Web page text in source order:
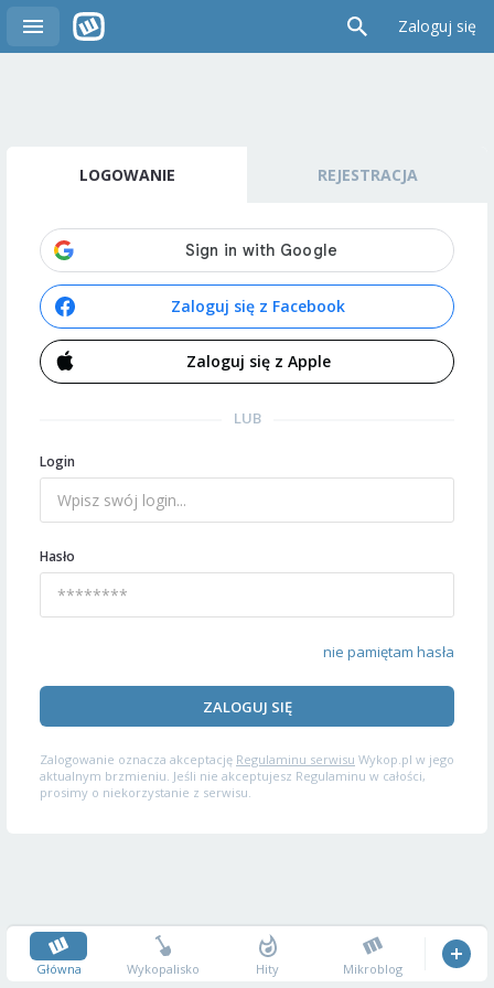
Zaloguj się
LOGOWANIE REJESTRACJA
Zaloguj się z Facebook
Zaloguj się z Apple
LUB
Login
Hasło
nie pamiętam hasła
ZALOGUJ SIĘ
Zalogowanie oznacza akceptację Regulaminu serwisu Wykop.pl w jego
aktualnym brzmieniu. Jeśli nie akceptujesz Regulaminu w całości,
prosimy o niekorzystanie z serwisu.
Główna Wykopalisko Hity Mikroblog